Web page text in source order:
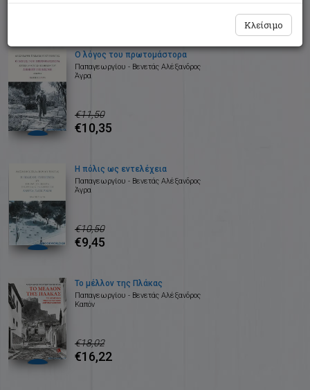
Ο λόγος του πρωτομάστορα
Παπαγεωργίου - Βενετάς Αλέξανδρος
Άγρα
€11,50
€10,35
Η πόλις ως εντελέχεια
Παπαγεωργίου - Βενετάς Αλέξανδρος
Άγρα
€10,50
€9,45
Το μέλλον της Πλάκας
Παπαγεωργίου - Βενετάς Αλέξανδρος
Καπόν
€18,02
€16,22
Κλείσιμο